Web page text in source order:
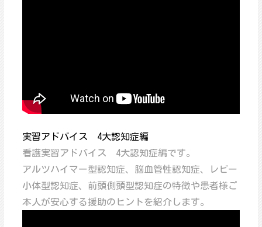
実習アドバイス 4大認知症編
看護実習アドバイス 4大認知症編です。
アルツハイマー型認知症、脳血管性認知症、レビー
小体型認知症、前頭側頭型認知症の特徴や患者様ご
本人が安心する援助のヒントを紹介します。